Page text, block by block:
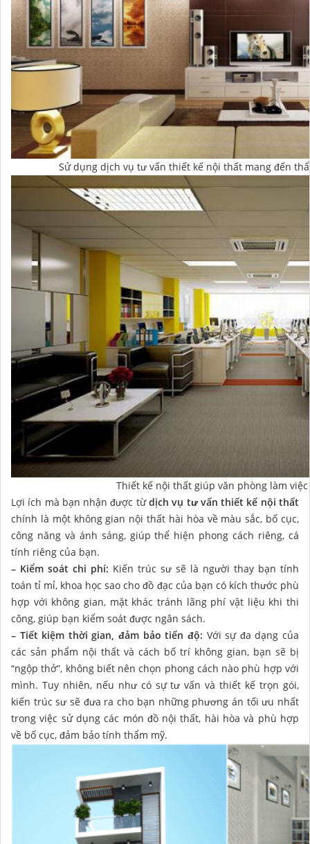
Sử dụng dịch vụ tư vấn thiết kế nội thất mang đến
Thiết kế nội thất giúp văn phòng làm
Lợi ích mà bạn nhận được từdịch vụ tư vấn thiết kế nội thất
chính là một không gian nội thất hài hòa về màu sắc, bố cục,
công năng và ánh sáng, giúp thể hiện phong cách riêng, cá
tính riêng của bạn.
– Kiểm soát chi phí: Kiến trúc sư sẽ là người thay bạn tính
toán tỉ mỉ, khoa học sao cho đồ đạc của bạn có kích thước phù
hợp với không gian, mặt khác tránh lãng phí vật liệu khi thi
công, giúp bạn kiểm soát được ngân sách.
– Tiết kiệm thời gian, đảm bảo tiến độ: Với sự đa dạng của
các sản phẩm nội thất và cách bố trí không gian, bạn sẽ bị
“ngộp thở”, không biết nên chọn phong cách nào phù hợp với
mình. Tuy nhiên, nếu như có sự tư vấn và thiết kế trọn gói,
kiến trúc sư sẽ đưa ra cho bạn những phương án tối ưu nhất
trong việc sử dụng các món đồ nội thất, hài hòa và phù hợp
về bố cục, đảm bảo tính thẩm mỹ.